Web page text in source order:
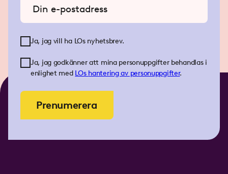
Ja, jag vill ha LOs nyhetsbrev.
Ja, jag godkänner att mina personuppgifter behandlas i
enlighet med LOs hantering av personuppgifter.
Prenumerera